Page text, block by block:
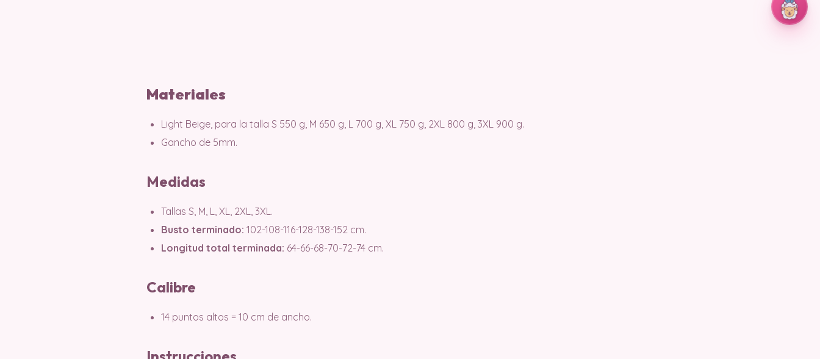
Materiales
Light Beige, para la talla S 550 g, M 650 g, L 700 g, XL 750 g, 2XL 800 g, 3XL 900 g.
Gancho de 5mm.
Medidas
Tallas S, M, L, XL, 2XL, 3XL.
Busto terminado: 102-108-116-128-138-152 cm.
Longitud total terminada: 64-66-68-70-72-74 cm.
Calibre
14 puntos altos = 10 cm de ancho.